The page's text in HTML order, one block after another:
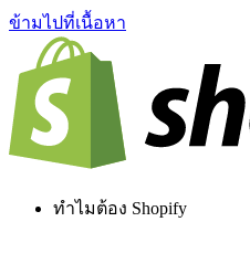
ข้ามไปที่เนื้อหา
ทำไมต้อง Shopify